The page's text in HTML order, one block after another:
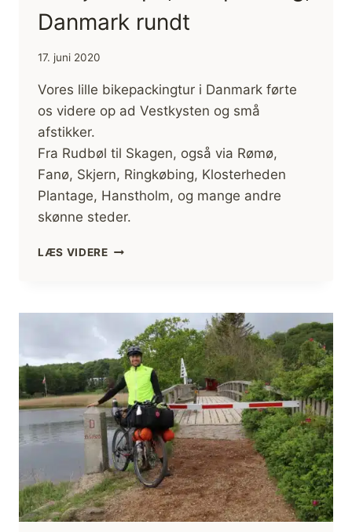
Danmark rundt
17. juni 2020
Vores lille bikepackingtur i Danmark førte
os videre op ad Vestkysten og små
afstikker.
Fra Rudbøl til Skagen, også via Rømø,
Fanø, Skjern, Ringkøbing, Klosterheden
Plantage, Hanstholm, og mange andre
skønne steder.
LÆS VIDERETREDJE
RUNDT